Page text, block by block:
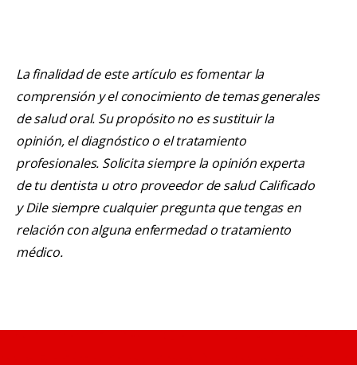
La finalidad de este artículo es fomentar la
comprensión y el conocimiento de temas generales
de salud oral. Su propósito no es sustituir la
opinión, el diagnóstico o el tratamiento
profesionales. Solicita siempre la opinión experta
de tu dentista u otro proveedor de salud Calificado
y Dile siempre cualquier pregunta que tengas en
relación con alguna enfermedad o tratamiento
médico.